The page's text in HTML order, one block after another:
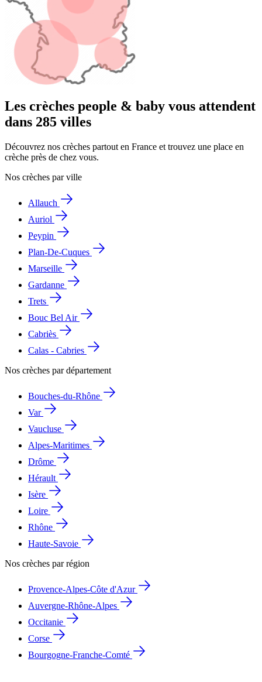
Les crèches people & baby vous attendent
dans 285 villes
Découvrez nos crèches partout en France et trouvez une place en
crèche près de chez vous.
Nos crèches par ville
Allauch
Auriol
Peypin
Plan-De-Cuques
Marseille
Gardanne
Trets
Bouc Bel Air
Cabriès
Calas - Cabries
Nos crèches par département
Bouches-du-Rhône
Var
Vaucluse
Alpes-Maritimes
Drôme
Hérault
Isère
Loire
Rhône
Haute-Savoie
Nos crèches par région
Provence-Alpes-Côte d'Azur
Auvergne-Rhône-Alpes
Occitanie
Corse
Bourgogne-Franche-Comté